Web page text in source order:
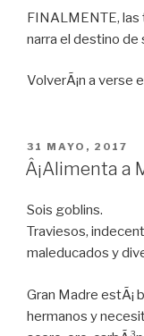
FINALMENTE, las
narra el destino de
VolverÃ¡n a verse
PUBLICADO
EN
31 MAYO, 2017
Â¡Alimenta a
Sois goblins.
Traviesos,
maleducados y
Gran Madre estÃ¡
hermanos y